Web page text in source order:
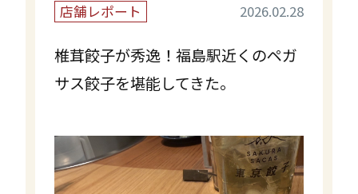
店舗レポート 2026.02.28
椎茸餃子が秀逸！福島駅近くのペガ
サス餃子を堪能してきた。